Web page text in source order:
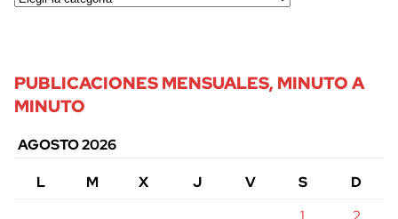
PUBLICACIONES MENSUALES, MINUTO A
MINUTO
AGOSTO 2026
L
M X J V S
D